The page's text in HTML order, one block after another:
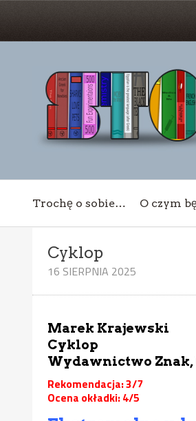
Trochę o sobie… O czym
Cyklop
16 SIERPNIA 2025
Marek Krajewski
Cyklop
Wydawnictwo Znak,
Rekomendacja: 3/7
Ocena okładki: 4/5